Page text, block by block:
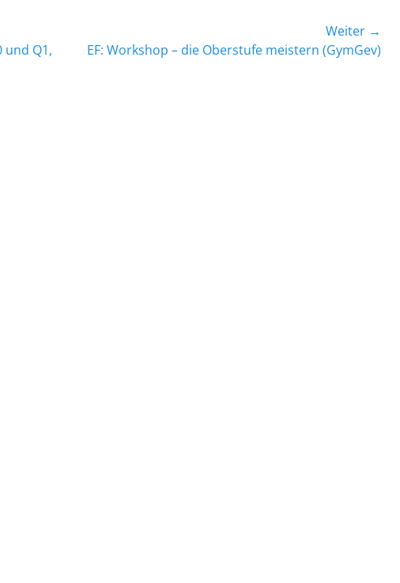
Q1,
Weiter →
Nächster
EF: Workshop – die Oberstufe meistern (GymGev)